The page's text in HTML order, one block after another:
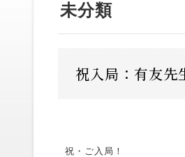
未分類
祝入局：有友先
祝・ご入局！